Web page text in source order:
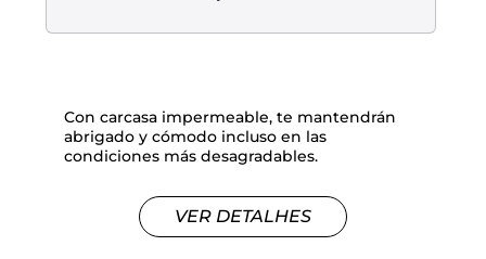
Con carcasa impermeable, te mantendrán
abrigado y cómodo incluso en las
condiciones más desagradables.
VER DETALHES